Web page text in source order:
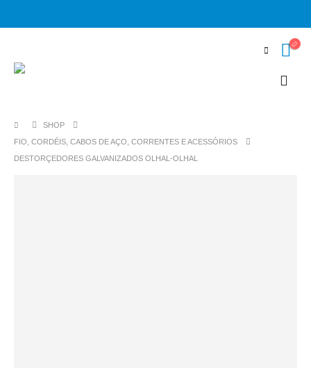
SHOP
FIO, CORDÉIS, CABOS DE AÇO, CORRENTES E ACESSÓRIOS
DESTORÇEDORES GALVANIZADOS OLHAL-OLHAL